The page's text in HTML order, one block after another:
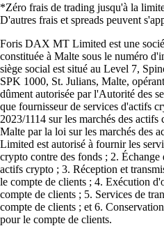
*Zéro frais de trading jusqu'à la
D'autres frais et spreads peuvent
Foris DAX MT Limited est une
constituée à Malte sous le numéro
siège social est situé au Level 7,
SPK 1000, St. Julians, Malte,
dûment autorisée par l'Autorité des
que fournisseur de services d'actifs
2023/1114 sur les marchés des
Malte par la loi sur les marchés des
Limited est autorisé à fournir les
crypto contre des fonds ; 2.
actifs crypto ; 3. Réception et
le compte de clients ; 4. Exécution
compte de clients ; 5. Services de
compte de clients ; et 6.
pour le compte de clients.